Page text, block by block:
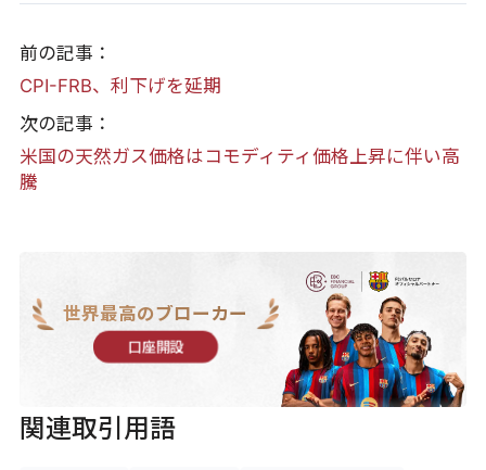
前の記事：
CPI-FRB、利下げを延期
次の記事：
米国の天然ガス価格はコモディティ価格上昇に伴い高
騰
世界最高のブローカー
口座開設
関連取引用語